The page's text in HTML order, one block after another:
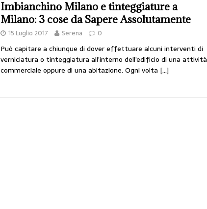
Imbianchino Milano e tinteggiature a
Milano: 3 cose da Sapere Assolutamente
15 Luglio 2017 Serena 0
Può capitare a chiunque di dover effettuare alcuni interventi di
verniciatura o tinteggiatura all’interno dell’edificio di una attività
commerciale oppure di una abitazione. Ogni volta […]